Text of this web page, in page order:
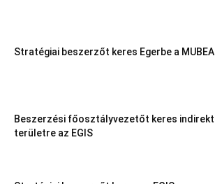
Stratégiai beszerzőt keres Egerbe a MUBEA
Beszerzési főosztályvezetőt keres indirekt
területre az EGIS